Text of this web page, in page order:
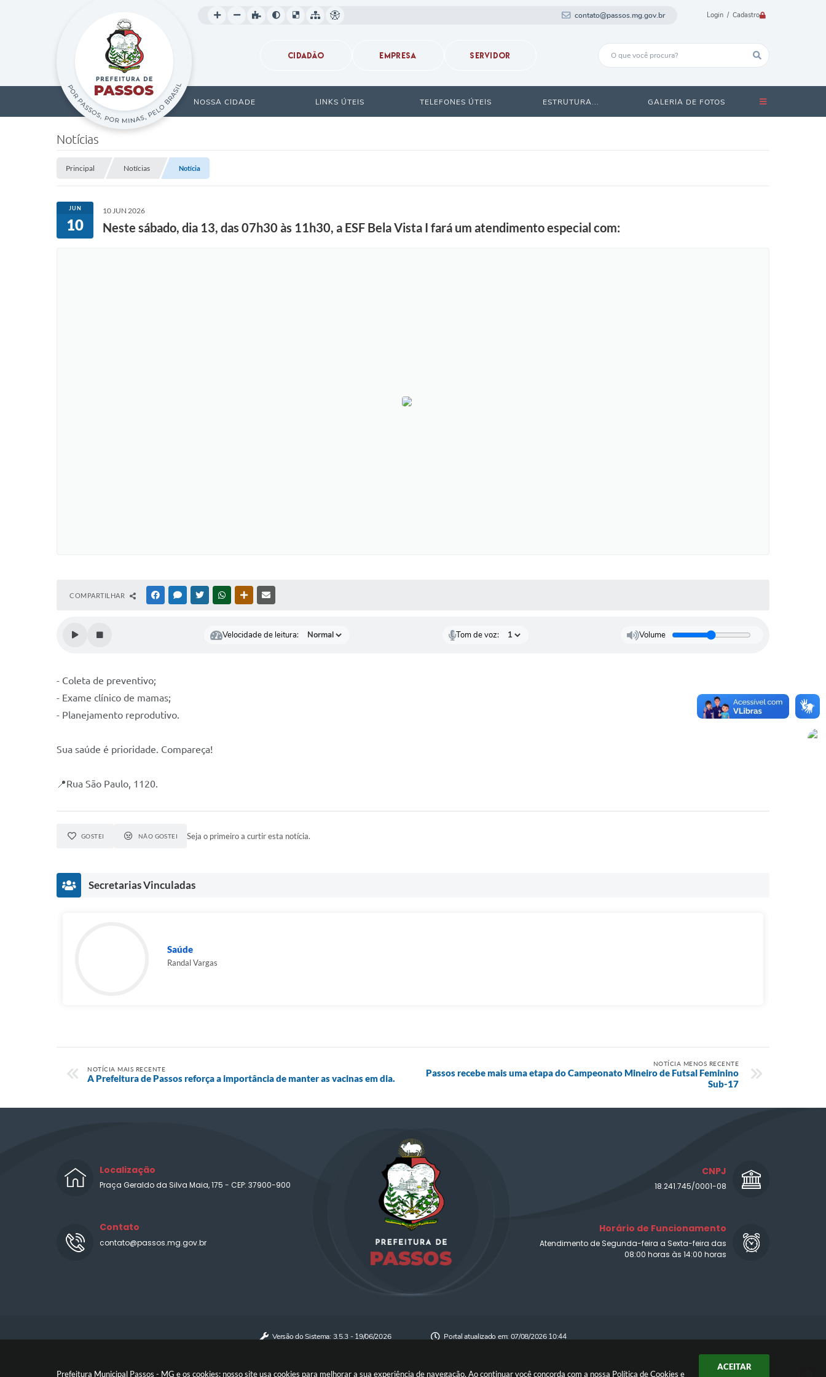
Prefeitura Municipal Passos - MG e os cookies: nosso site usa cookies para melhorar a sua experiência de navegação. Ao continuar você concorda com a nossa Política de Cookies e
ACEITAR
Login / Cadastro
contato@passos.mg.gov.br
CIDADÃO EMPRESA SERVIDOR
NOSSA CIDADE LINKS ÚTEIS TELEFONES ÚTEIS ESTRUTURA... GALERIA DE FOTOS
Notícias
Principal Notícias Notícia
JUN
10
10 JUN 2026
Neste sábado, dia 13, das 07h30 às 11h30, a ESF Bela Vista I fará um atendimento especial com:
COMPARTILHAR FACEBOOKMESSENGER
TWITTERWHATSAPPOUTRAS MÍDIAS
Velocidade de leitura: Tom de voz: Volume
- Coleta de preventivo;
- ⁠Exame clínico de mamas;
- ⁠Planejamento reprodutivo.
Sua saúde é prioridade. Compareça!
📍Rua São Paulo, 1120.
GOSTEI NÃO GOSTEI Seja o primeiro a curtir esta notícia.
Secretarias Vinculadas
Saúde
Randal Vargas
NOTÍCIA MAIS RECENTE
A Prefeitura de Passos reforça a importância de manter as vacinas em dia.
NOTÍCIA MENOS RECENTE
Passos recebe mais uma etapa do Campeonato Mineiro de Futsal Feminino
Sub-17
Localização
Praça Geraldo da Silva Maia, 175 - CEP: 37900-900
Contato
contato@passos.mg.gov.br
CNPJ
18.241.745/0001-08
Horário de Funcionamento
Atendimento de Segunda-feira a Sexta-feira das
08:00 horas às 14:00 horas
Versão do Sistema: 3.5.3 - 19/06/2026 Portal atualizado em: 07/08/2026 10:44